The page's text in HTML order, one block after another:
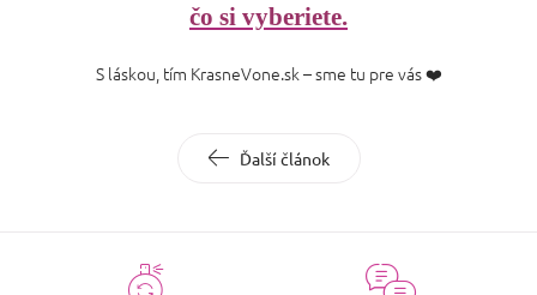
čo si vyberiete.
S láskou, tím KrasneVone.sk – sme tu pre vás ❤️
Ďalší článok